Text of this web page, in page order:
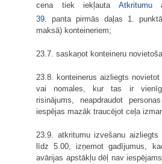
cena tiek iekļauta Atkritumu
39. panta pirmās daļas 1.
maksā) konteineriem;
23.7. saskaņot konteineru
23.8. konteinerus aizliegts
vai nomales, kur tas ir
risinājums, neapdraudot
iespējas mazāk traucējot ceļa
23.9. atkritumu izvešanu
līdz 5.00, izņemot gadījumus,
avārijas apstākļu dēļ nav